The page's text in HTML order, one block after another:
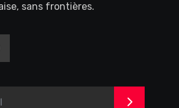
sans frontières.
>